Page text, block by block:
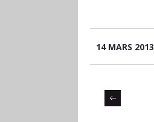
14 MARS 2013